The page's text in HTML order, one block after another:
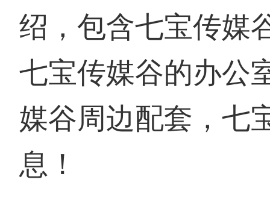
绍，包含七宝传媒
七宝传媒谷的办公
媒谷周边配套，七
息！